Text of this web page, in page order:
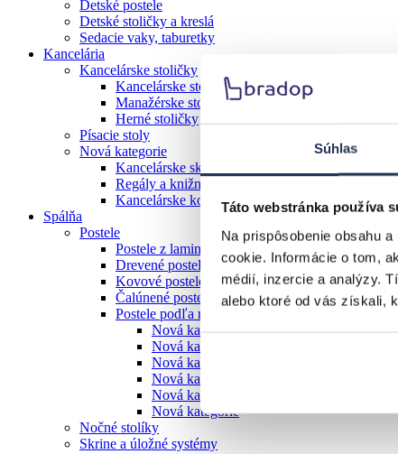
Súhlas
Táto webstránka používa
Na prispôsobenie obsahu
cookie. Informácie o tom,
médií, inzercie a analýzy.
alebo ktoré od vás získali,
Detské postele
Detské stoličky a kreslá
Sedacie vaky, taburetky
Kancelária
Kancelárske stoličky
Kancelárske stoličky
Manažérske stoličky a kreslá
Herné stoličky
Písacie stoly
Nová kategorie
Kancelárske skrine a skrinky
Regály a knižnice
Kancelárske kontajnery
Spálňa
Postele
Postele z lamina
Drevené postele
Kovové postele
Čalúnené postele
Postele podľa rozmeru
Nová kategorie
Nová kategorie
Nová kategorie
Nová kategorie
Nová kategorie
Nová kategorie
Nočné stolíky
Skrine a úložné systémy